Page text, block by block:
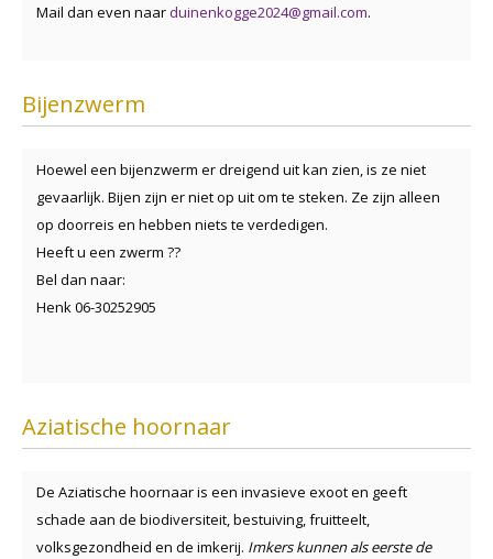
Mail dan even naarduinenkogge2024@gmail.com.
Bijenzwerm
Hoewel een bijenzwerm er dreigend uit kan zien, is ze niet
gevaarlijk. Bijen zijn er niet op uit om te steken. Ze zijn alleen
op doorreis en hebben niets te verdedigen.
Heeft u een zwerm ??
Bel dan naar:
Henk 06-30252905
Aziatische hoornaar
De Aziatische hoornaar is een invasieve exoot en geeft
schade aan de biodiversiteit, bestuiving, fruitteelt,
volksgezondheid en de imkerij. Imkers kunnen als eerste de